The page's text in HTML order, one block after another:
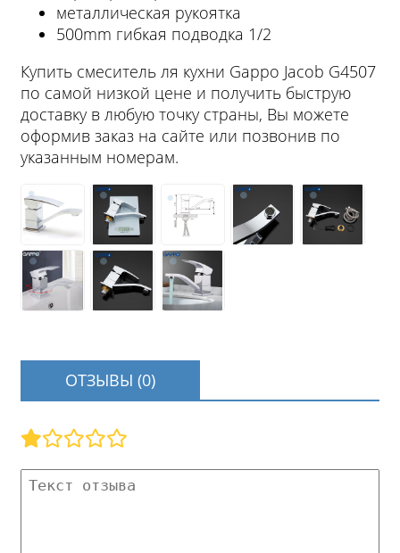
металлическая рукоятка
500mm гибкая подводка 1/2
Купить смеситель ля кухни Gappo Jacob G4507
по самой низкой цене и получить быструю
доставку в любую точку страны, Вы можете
оформив заказ на сайте или позвонив по
указанным номерам.
ОТЗЫВЫ (0)